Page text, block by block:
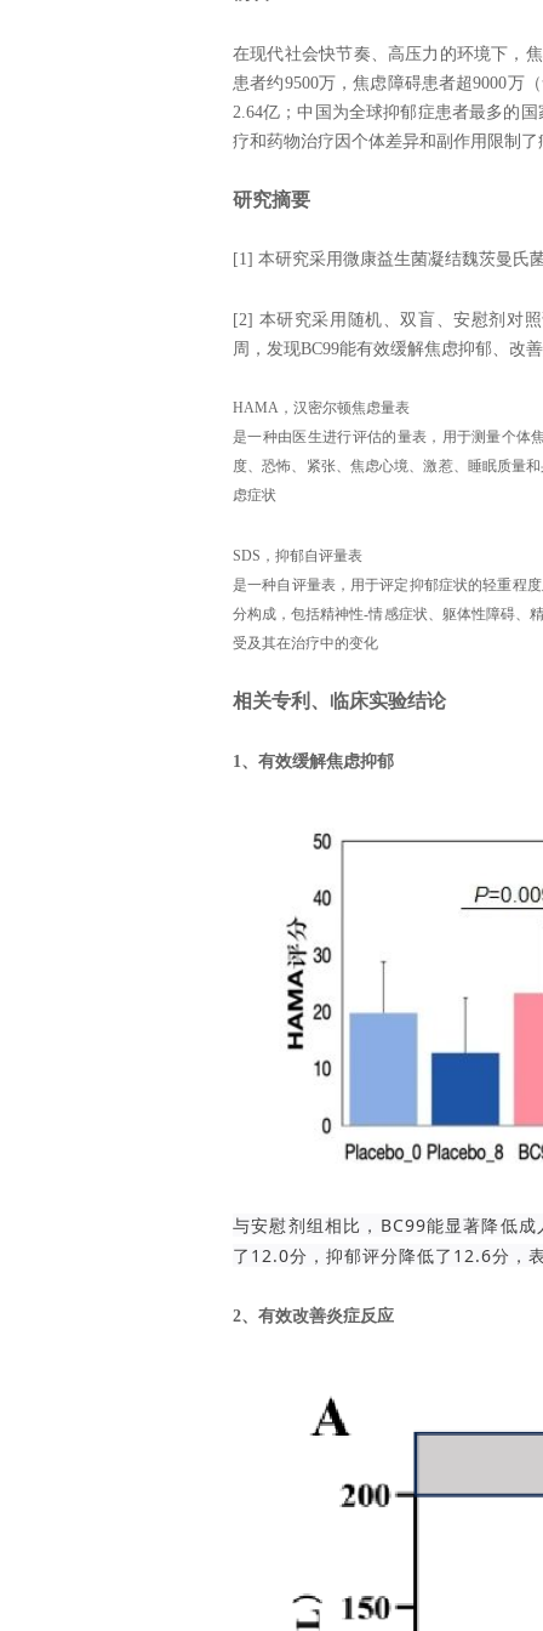
在现代社会快节奏、高压力的环境下，
患者约‌9500万‌，焦虑障碍患者超‌9000万‌
2.64亿‌；中国为全球抑郁症患者最多的
疗和药物治疗因个体差异和副作用限制
研究摘要
[1] 本研究采用微康益生菌凝结魏茨曼氏
[2] 本研究采用随机、双盲、安慰剂对
周，发现BC99能有效缓解焦虑抑郁、改
HAMA，汉密尔顿焦虑量表
是一种由医生进行评估的量表，用于测量个体
度、恐怖、紧张、焦虑心境、激惹、睡眠质量
虑症状
SDS，抑郁自评量表
是一种自评量表，用于评定抑郁症状的轻重程
分构成，包括精神性-情感症状、躯体性障碍、
受及其在治疗中的变化
相关专利、临床实验结论
1、有效缓解焦虑抑郁
与安慰剂组相比，BC99能显著降低
了12.0分，抑郁评分降低了12.6分，
2、有效改善炎症反应